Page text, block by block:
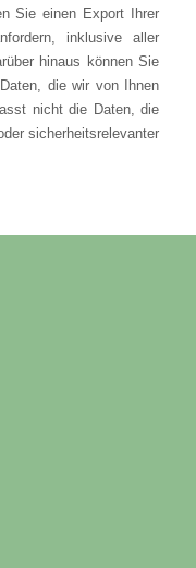
Sie einen Export Ihrer
inklusive aller
hinaus können Sie
die wir von Ihnen
nicht die Daten, die
sicherheitsrelevanter